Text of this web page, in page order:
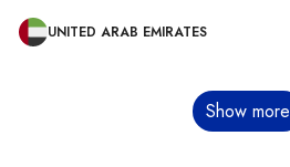
UNITED ARAB EMIRATES
Show more